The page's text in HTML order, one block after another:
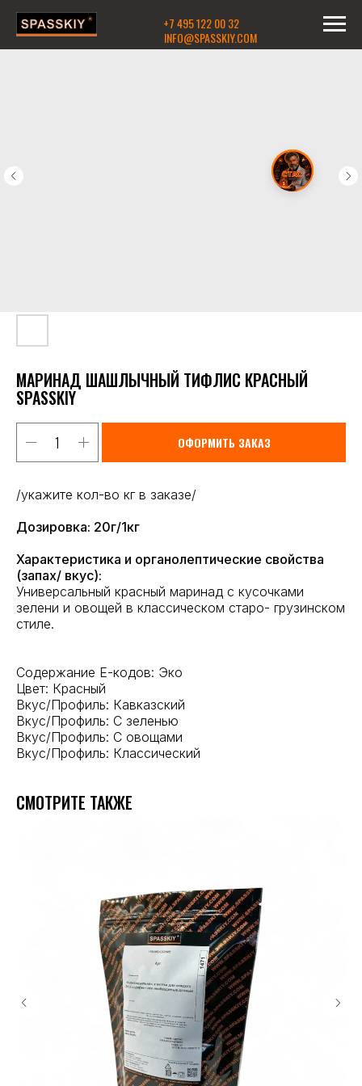
INFO@SPASSKIY.COM
+7 495 122 00 32
МАРИНАД ШАШЛЫЧНЫЙ ТИФЛИС КРАСНЫЙ
SPASSKIY
ОФОРМИТЬ ЗАКАЗ
/укажите кол-во кг в заказе/
Дозировка: 20г/1кг
Характеристика и органолептические свойства
(запах/ вкус):
Универсальный красный маринад с кусочками
зелени и овощей в классическом старо- грузинском
стиле.
Содержание Е-кодов: Эко
Цвет: Красный
Вкус/Профиль: Кавказский
Вкус/Профиль: С зеленью
Вкус/Профиль: С овощами
Вкус/Профиль: Классический
СМОТРИТЕ ТАКЖЕ